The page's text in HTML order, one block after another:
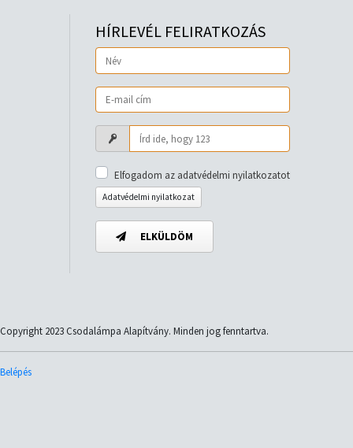
HÍRLEVÉL FELIRATKOZÁS
Elfogadom az adatvédelmi nyilatkozatot
Adatvédelmi nyilatkozat
ELKÜLDÖM
Copyright 2023 Csodalámpa Alapítvány. Minden jog fenntartva.
Belépés